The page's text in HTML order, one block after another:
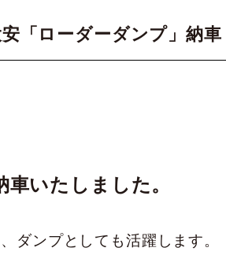
「ローダーダンプ」納車
車いたしました。
ダンプとしても活躍します。